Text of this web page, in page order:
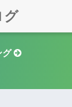
グ
グ